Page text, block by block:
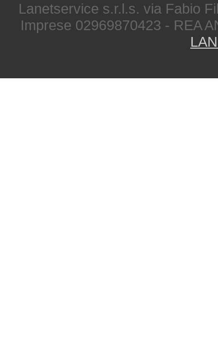
Lanetservice s.r.l.s. via Fabio
Imprese 02969870423 - REA